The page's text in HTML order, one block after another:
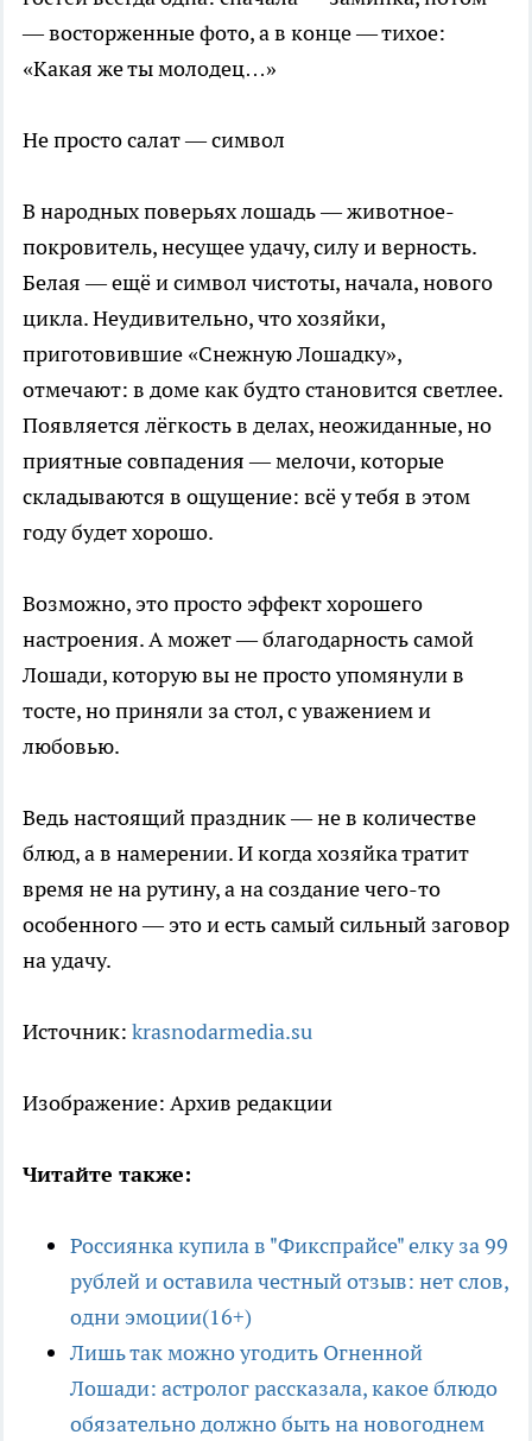
— восторженные фото, а в конце — тихое:
«Какая же ты молодец…»
Не просто салат — символ
В народных поверьях лошадь — животное-
покровитель, несущее удачу, силу и верность.
Белая — ещё и символ чистоты, начала, нового
цикла. Неудивительно, что хозяйки,
приготовившие «Снежную Лошадку»,
отмечают: в доме как будто становится светлее.
Появляется лёгкость в делах, неожиданные, но
приятные совпадения — мелочи, которые
складываются в ощущение: всё у тебя в этом
году будет хорошо.
Возможно, это просто эффект хорошего
настроения. А может — благодарность самой
Лошади, которую вы не просто упомянули в
тосте, но приняли за стол, с уважением и
любовью.
Ведь настоящий праздник — не в количестве
блюд, а в намерении. И когда хозяйка тратит
время не на рутину, а на создание чего-то
особенного — это и есть самый сильный заговор
на удачу.
Источник: krasnodarmedia.su
Изображение: Архив редакции
Читайте также:
Россиянка купила в "Фикспрайсе" елку за 99
рублей и оставила честный отзыв: нет слов,
одни эмоции(16+)
Лишь так можно угодить Огненной
Лошади: астролог рассказала, какое блюдо
обязательно должно быть на новогоднем